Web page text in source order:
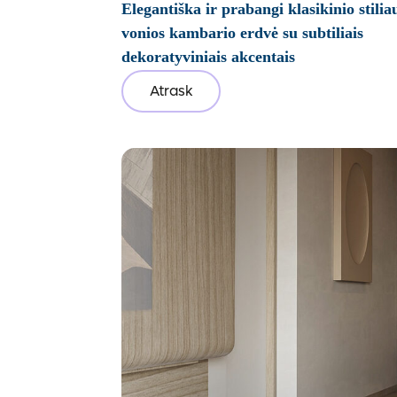
Elegantiška ir prabangi klasikinio
vonios kambario erdvė su subtiliais
dekoratyviniais akcentais
Atrask